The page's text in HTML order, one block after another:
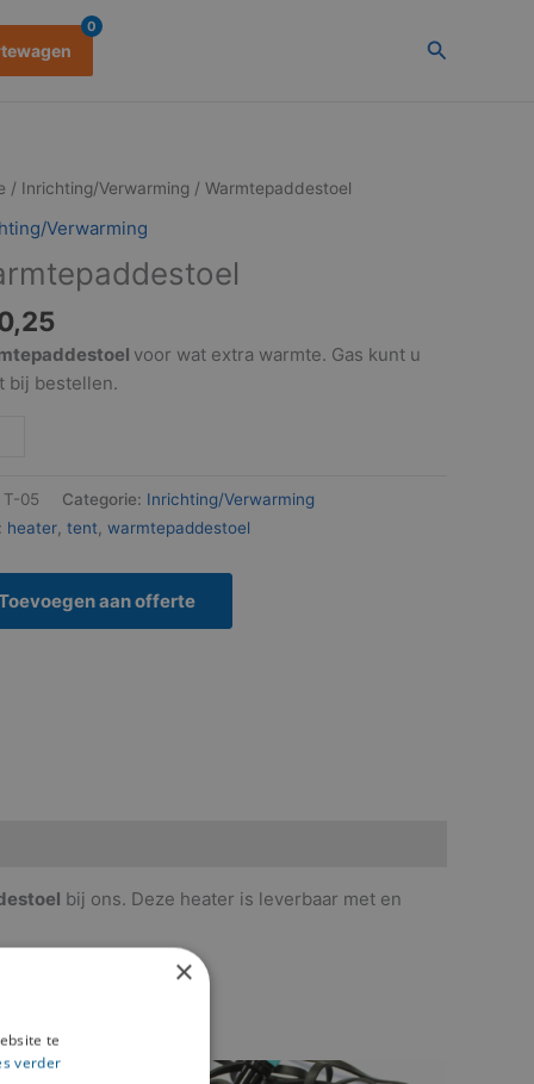
0
Zoeken
/ Inrichting/Verwarming/ Warmtepaddestoel
Verwarming
voor wat extra warmte. Gas kunt u
bij bestellen.
T-05 Categorie: Inrichting/Verwarming
heater, tent warmtepaddestoel
aan offerte
bij ons. Deze heater is leverbaar met en
×
te
verder